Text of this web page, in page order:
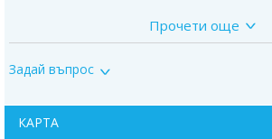
Може да се възползвате от актуалната
невалиден и сумата по него не се възстановява!
Прочети още
Задай въпрос
КАРТА